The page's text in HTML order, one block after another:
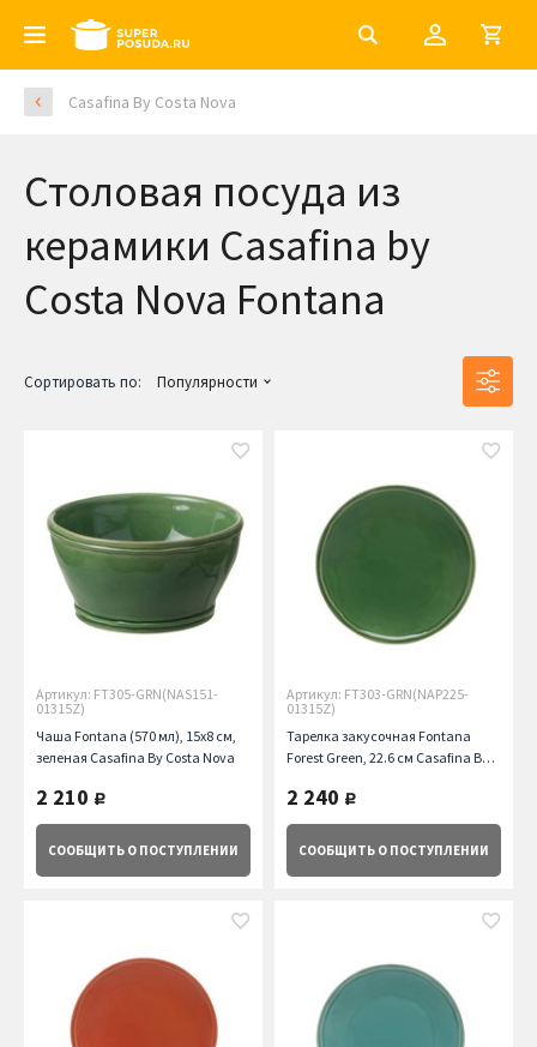
Casafina By Costa Nova
Столовая посуда из
керамики Casafina by
Costa Nova Fontana
Сортировать по: Популярности
Артикул: FT305-GRN(NAS151-
01315Z)
Чаша Fontana (570 мл), 15х8 см,
зеленая Casafina By Costa Nova
2 210 руб.
СООБЩИТЬ О ПОСТУПЛЕНИИ
Артикул: FT303-GRN(NAP225-
01315Z)
Тарелка закусочная Fontana
Forest Green, 22.6 см Casafina By
2 240 руб.
СООБЩИТЬ О ПОСТУПЛЕНИИ